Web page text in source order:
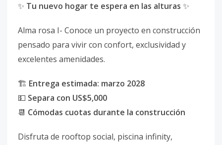
✨ Tu nuevo hogar te espera en las alturas ✨
Alma rosa I- Conoce un proyecto en construcción
pensado para vivir con confort, exclusividad y
excelentes amenidades.
🏗️ Entrega estimada: marzo 2028
💵 Separa con US$5,000
📆 Cómodas cuotas durante la construcción
Disfruta de rooftop social, piscina infinity,